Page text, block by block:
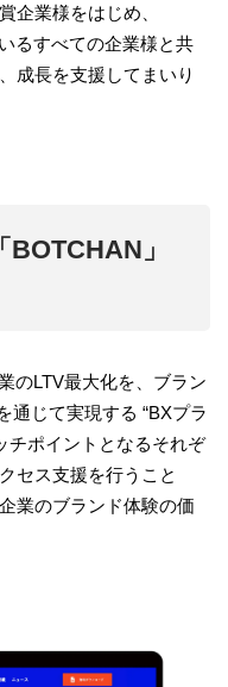
企業様をはじめ、
るすべての企業様と共
成長を支援してまいり
」
のLTV最大化を、ブラン
通じて実現する “BXプラ
チポイントとなるそれぞ
セス支援を行うこと
業のブランド体験の価